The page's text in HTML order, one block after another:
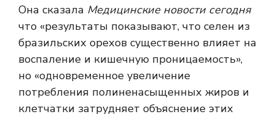
Она сказала Медицинские новости сегодня
что «результаты показывают, что селен из
бразильских орехов существенно влияет на
воспаление и кишечную проницаемость»,
но «одновременное увеличение
потребления полиненасыщенных жиров и
клетчатки затрудняет объяснение этих